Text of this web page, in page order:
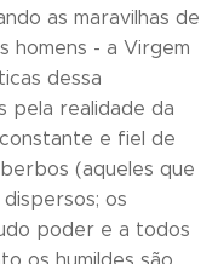
as maravilhas de
homens - a Virgem
dessa
pela realidade da
e fiel de
(aqueles que
os
poder e a todos